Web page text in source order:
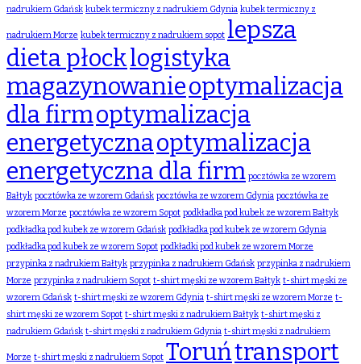
nadrukiem Gdańsk kubek termiczny z nadrukiem Gdynia kubek termiczny z
nadrukiem Morze kubek termiczny z nadrukiem sopot lepsza
dieta płocklogistyka
magazynowanieoptymalizacja
dla firmoptymalizacja
energetycznaoptymalizacja
energetyczna dla firm pocztówka ze wzorem
Bałtyk pocztówka ze wzorem Gdańsk pocztówka ze wzorem Gdynia pocztówka ze
wzorem Morze pocztówka ze wzorem Sopot podkładka pod kubek ze wzorem Bałtyk
podkładka pod kubek ze wzorem Gdańsk podkładka pod kubek ze wzorem Gdynia
podkładka pod kubek ze wzorem Sopot podkładki pod kubek ze wzorem Morze
przypinka z nadrukiem Bałtyk przypinka z nadrukiem Gdańsk przypinka z nadrukiem
Morze przypinka z nadrukiem Sopot t-shirt męski ze wzorem Bałtyk t-shirt męski ze
wzorem Gdańsk t-shirt męski ze wzorem Gdynia t-shirt męski ze wzorem Morze t-
shirt męski ze wzorem Sopot t-shirt męski z nadrukiem Bałtyk t-shirt męski z
nadrukiem Gdańsk t-shirt męski z nadrukiem Gdynia t-shirt męski z nadrukiem
Morze t-shirt męski z nadrukiem Sopot Toruńtransport